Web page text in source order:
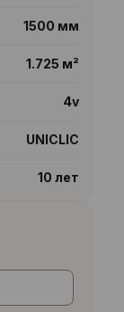
1500 мм
1.725 м²
4v
UNICLIC
10 лет